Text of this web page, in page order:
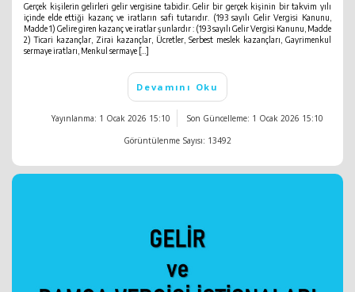
Gerçek kişilerin gelirleri gelir vergisine tabidir. Gelir bir gerçek kişinin bir takvim yılı
içinde elde ettiği kazanç ve iratların safi tutarıdır. (193 sayılı Gelir Vergisi Kanunu,
Madde 1) Gelire giren kazanç ve iratlar şunlardır : (193 sayılı Gelir Vergisi Kanunu, Madde
2) Ticari kazançlar, Zirai kazançlar, Ücretler, Serbest meslek kazançları, Gayrimenkul
sermaye iratları, Menkul sermaye […]
Devamını Oku
Yayınlanma: 1 Ocak 2026 15:10
Son Güncelleme: 1 Ocak 2026 15:10
Görüntülenme Sayısı: 13492